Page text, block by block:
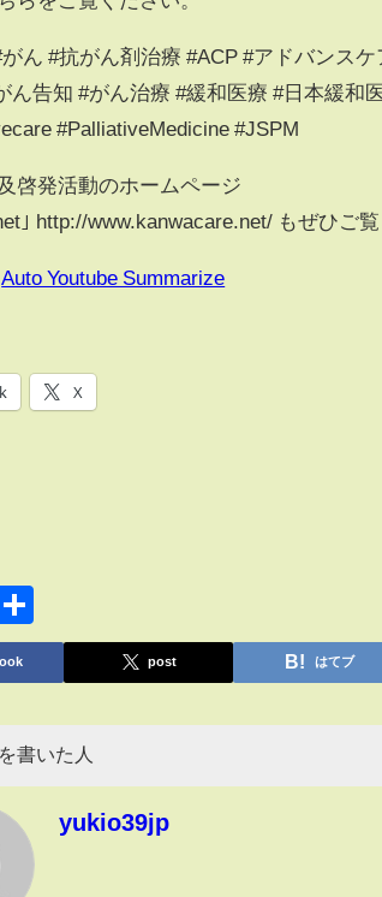
ん #抗がん剤治療 #ACP #アドバンス
ん告知 #がん治療 #緩和医療 #日本緩和
#PalliativeMedicine #JSPM
啓発活動のホームページ
｣ http://www.kanwacare.net/ もぜひご覧
Auto Youtube Summarize
X
X
有
post はてブ
書いた人
yukio39jp